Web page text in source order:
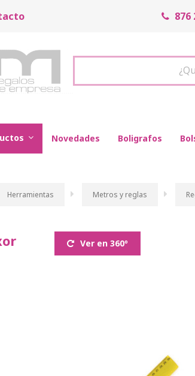
876
Novedades Boligrafos
Herramientas Metros y reglas
Ver en 360º